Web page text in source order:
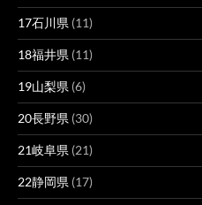
17石川県 (11)
18福井県 (11)
19山梨県 (6)
20長野県 (30)
21岐阜県 (21)
22静岡県 (17)